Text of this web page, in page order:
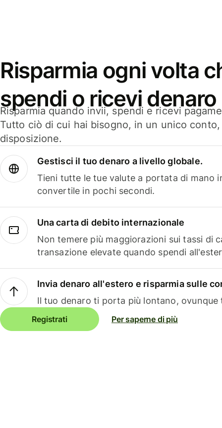
Risparmia ogni volta
spendi o ricevi denaro
Risparmia quando invii, spendi e ricevi
Tutto ciò di cui hai bisogno, in un unico
disposizione.
Gestisci il tuo denaro a livello globale.
Tieni tutte le tue valute a portata di mano
convertile in pochi secondi.
Una carta di debito internazionale
Non temere più maggiorazioni sui tassi di
transazione elevate quando spendi
Invia denaro all'estero e risparmia sulle
Il tuo denaro ti porta più lontano, ovunque
Registrati Per saperne di più